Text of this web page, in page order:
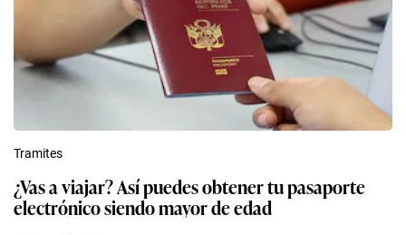
Tramites
¿Vas a viajar? Así puedes obtener tu pasaporte
electrónico siendo mayor de edad